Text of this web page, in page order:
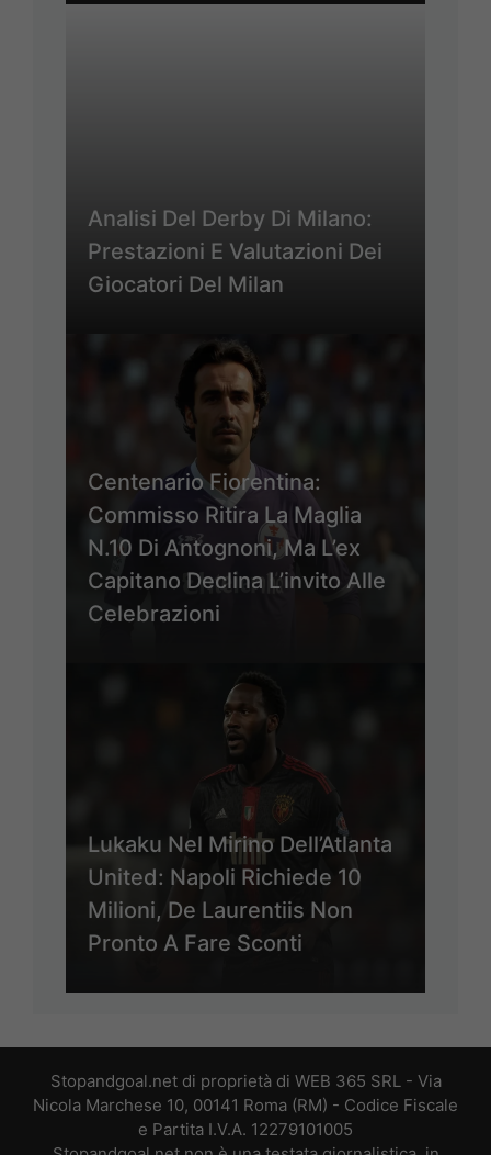
Analisi Del Derby Di Milano:
Prestazioni E Valutazioni Dei
Giocatori Del Milan
Centenario Fiorentina:
Commisso Ritira La Maglia
N.10 Di Antognoni, Ma L’ex
Capitano Declina L’invito Alle
Celebrazioni
Lukaku Nel Mirino Dell’Atlanta
United: Napoli Richiede 10
Milioni, De Laurentiis Non
Pronto A Fare Sconti
Stopandgoal.net di proprietà di WEB 365 SRL - Via
Nicola Marchese 10, 00141 Roma (RM) - Codice Fiscale
e Partita I.V.A. 12279101005